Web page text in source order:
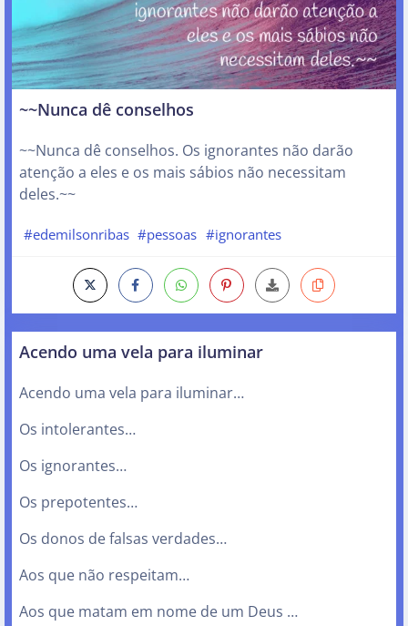
~~Nunca dê conselhos
~~Nunca dê conselhos. Os ignorantes não darão
atenção a eles e os mais sábios não necessitam
deles.~~
#edemilsonribas #pessoas #ignorantes
Acendo uma vela para iluminar
Acendo uma vela para iluminar…
Os intolerantes…
Os ignorantes…
Os prepotentes…
Os donos de falsas verdades…
Aos que não respeitam…
Aos que matam em nome de um Deus …